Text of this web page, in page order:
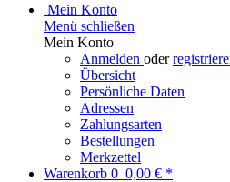
Mein Konto
Menü schließen
Mein Konto
Anmelden oder
Übersicht
Persönliche Daten
Adressen
Zahlungsarten
Bestellungen
Merkzettel
Warenkorb 0 0,00 € *